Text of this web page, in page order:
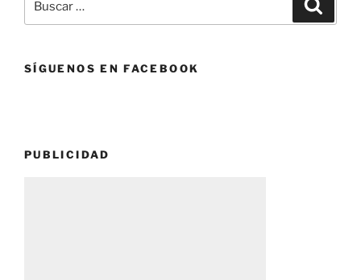
un
dispositivo.»
por:
SÍGUENOS EN FACEBOOK
PUBLICIDAD